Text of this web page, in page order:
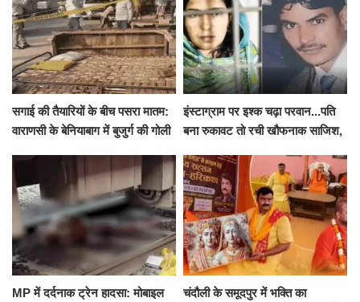
सगाई की तैयारियों के बीच पसरा मातम:
वाराणसी के बेनियाबाग में बुजुर्ग की गोली
इंस्टाग्राम पर इश्क चढ़ा परवान...पति
बना रुकावट तो रची खौफनाक साजिश,
के घाट
MP में दर्दनाक ट्रेन हादसा: मोबाइल
चंदौली के समूदपुर में भक्ति का